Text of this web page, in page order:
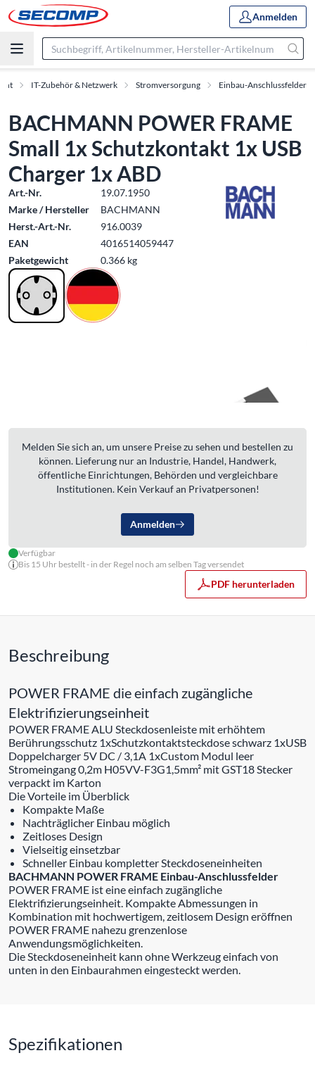
Anmelden
IT-Zubehör & Netzwerk Stromversorgung Einbau-Anschlussfelder
BACHMANN POWER FRAME
Small 1x Schutzkontakt 1x USB
Charger 1x ABD
Art.-Nr.
19.07.1950
Marke / Hersteller
BACHMANN
Herst.-Art.-Nr.
916.0039
EAN
4016514059447
Paketgewicht
0.366 kg
Melden Sie sich an, um unsere Preise zu sehen und bestellen zu
können. Lieferung nur an Industrie, Handel, Handwerk,
öffentliche Einrichtungen, Behörden und vergleichbare
Institutionen. Kein Verkauf an Privatpersonen!
Anmelden
Verfügbar
Bis 15 Uhr bestellt - in der Regel noch am selben Tag versendet
PDF herunterladen
Beschreibung
POWER FRAME die einfach zugängliche
Elektrifizierungseinheit
POWER FRAME ALU Steckdosenleiste mit erhöhtem
Berührungsschutz 1xSchutzkontaktsteckdose schwarz 1xUSB
Doppelcharger 5V DC / 3,1A 1xCustom Modul leer
Stromeingang 0,2m H05VV-F3G1,5mm² mit GST18 Stecker
verpackt im Karton
Die Vorteile im Überblick
Kompakte Maße
Nachträglicher Einbau möglich
Zeitloses Design
Vielseitig einsetzbar
Schneller Einbau kompletter Steckdoseneinheiten
BACHMANN POWER FRAME Einbau-Anschlussfelder
POWER FRAME ist eine einfach zugängliche
Elektrifizierungseinheit. Kompakte Abmessungen in
Kombination mit hochwertigem, zeitlosem Design eröffnen
POWER FRAME nahezu grenzenlose
Anwendungsmöglichkeiten.
Die Steckdoseneinheit kann ohne Werkzeug einfach von
unten in den Einbaurahmen eingesteckt werden.
Spezifikationen